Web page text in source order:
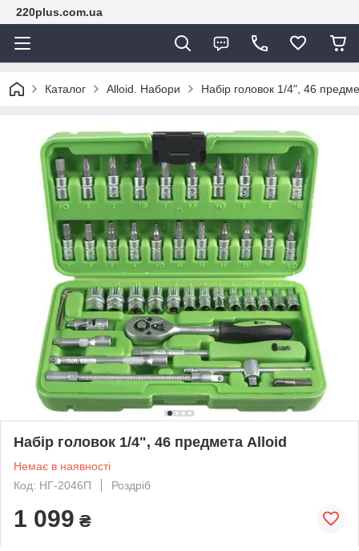
220plus.com.ua
Каталог Alloid. Набори Набір головок 1/4", 46
Набір головок 1/4", 46 предмета Alloid
Немає в наявності
Код: НГ-2046П
Роздріб
1 099 ₴